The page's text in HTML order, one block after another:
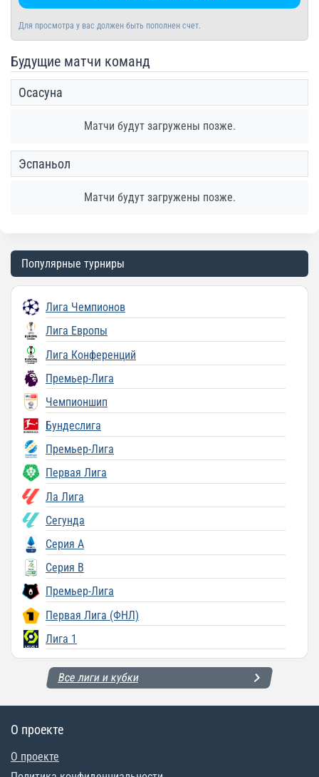
Для просмотра у вас должен быть пополнен счет.
Будущие матчи команд
Осасуна
Матчи будут загружены позже.
Эспаньол
Матчи будут загружены позже.
Популярные турниры
Лига Чемпионов
Лига Европы
Лига Конференций
Премьер-Лига
Чемпионшип
Бундеслига
Премьер-Лига
Первая Лига
Ла Лига
Сегунда
Серия A
Серия B
Премьер-Лига
Первая Лига (ФНЛ)
Лига 1
Все лиги и кубки
О проекте
О проекте